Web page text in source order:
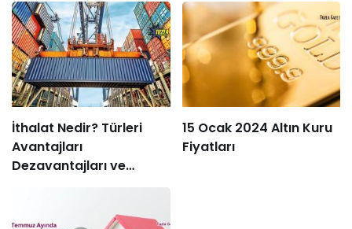
İthalat Nedir? Türleri
Avantajları
Dezavantajları ve
15 Ocak 2024 Altın Kuru
Fiyatları